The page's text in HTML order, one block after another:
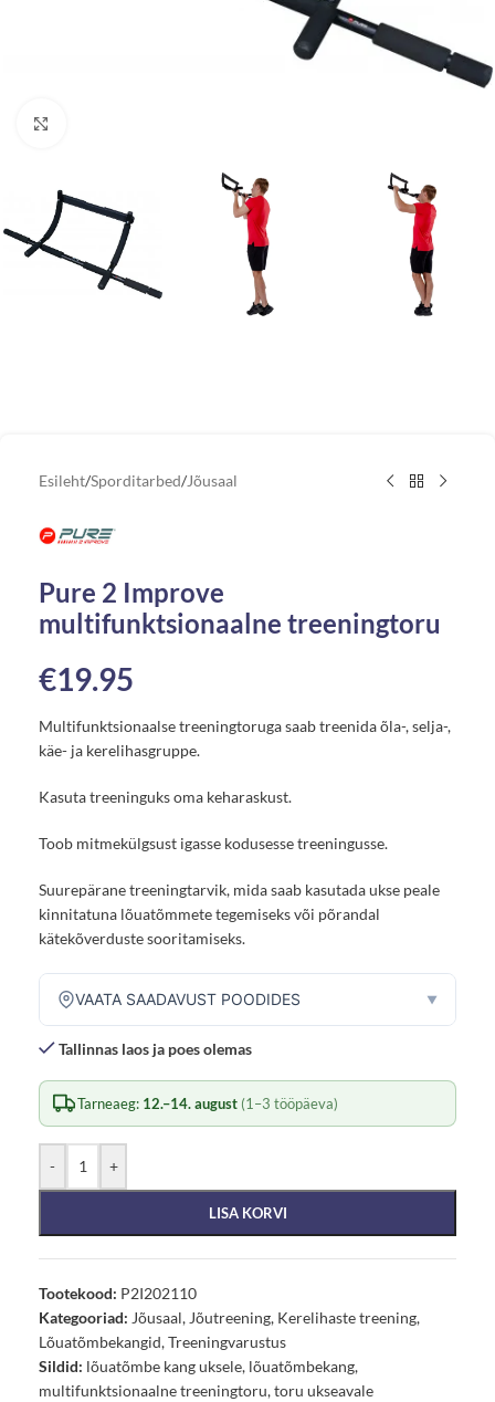
Esileht/Sporditarbed/Jõusaal
Pure 2 Improve
multifunktsionaalne treeningtoru
€19.95
Multifunktsionaalse treeningtoruga saab treenida õla-, selja-,
käe- ja kerelihasgruppe.
Kasuta treeninguks oma keharaskust.
Toob mitmekülgsust igasse kodusesse treeningusse.
Suurepärane treeningtarvik, mida saab kasutada ukse peale
kinnitatuna lõuatõmmete tegemiseks või põrandal
kätekõverduste sooritamiseks.
VAATA SAADAVUST POODIDES ▼
Tallinnas laos ja poes olemas
Tarneaeg: 12.–14. august (1–3 tööpäeva)
- +
LISA KORVI
Tootekood: P2I202110
Kategooriad: Jõusaal, Jõutreening, Kerelihaste treening,
Lõuatõmbekangid,Treeningvarustus
Sildid: lõuatõmbe kang uksele, lõuatõmbekang,
multifunktsionaalne treeningtoru,toru ukseavale